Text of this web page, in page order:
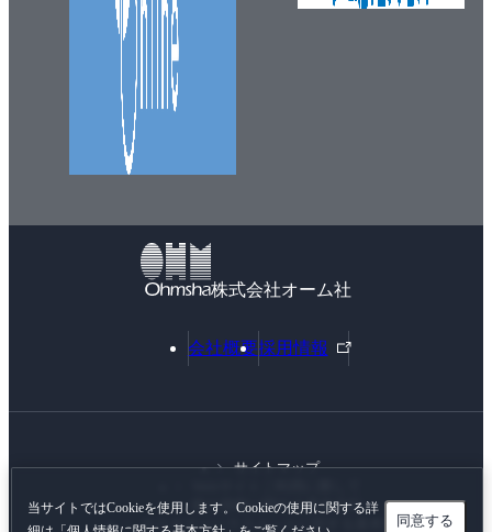
当サイトではCookieを使用します。Cookieの使用に関する詳
同意する
株式会社オーム社
会社概要採用情報
外
部
ン
サイトマップ
個人情報に関する基本方針
カスタマーハラスメントに対する基本方針